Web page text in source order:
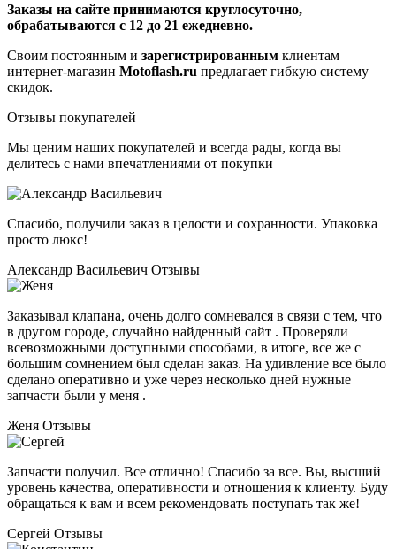
Заказы на сайте принимаются круглосуточно,
обрабатываются с 12 до 21 ежедневно.
Своим постоянным и зарегистрированным клиентам
интернет-магазин Motoflash.ru предлагает гибкую систему
скидок.
Отзывы покупателей
Мы ценим наших покупателей и всегда рады, когда вы
делитесь с нами впечатлениями от покупки
Спасибо, получили заказ в целости и сохранности. Упаковка
просто люкс!
Александр Васильевич Отзывы
Заказывал клапана, очень долго сомневался в связи с тем, что
в другом городе, случайно найденный сайт . Проверяли
всевозможными доступными способами, в итоге, все же с
большим сомнением был сделан заказ. На удивление все было
сделано оперативно и уже через несколько дней нужные
запчасти были у меня .
Женя Отзывы
Запчасти получил. Все отлично! Спасибо за все. Вы, высший
уровень качества, оперативности и отношения к клиенту. Буду
обращаться к вам и всем рекомендовать поступать так же!
Сергей Отзывы